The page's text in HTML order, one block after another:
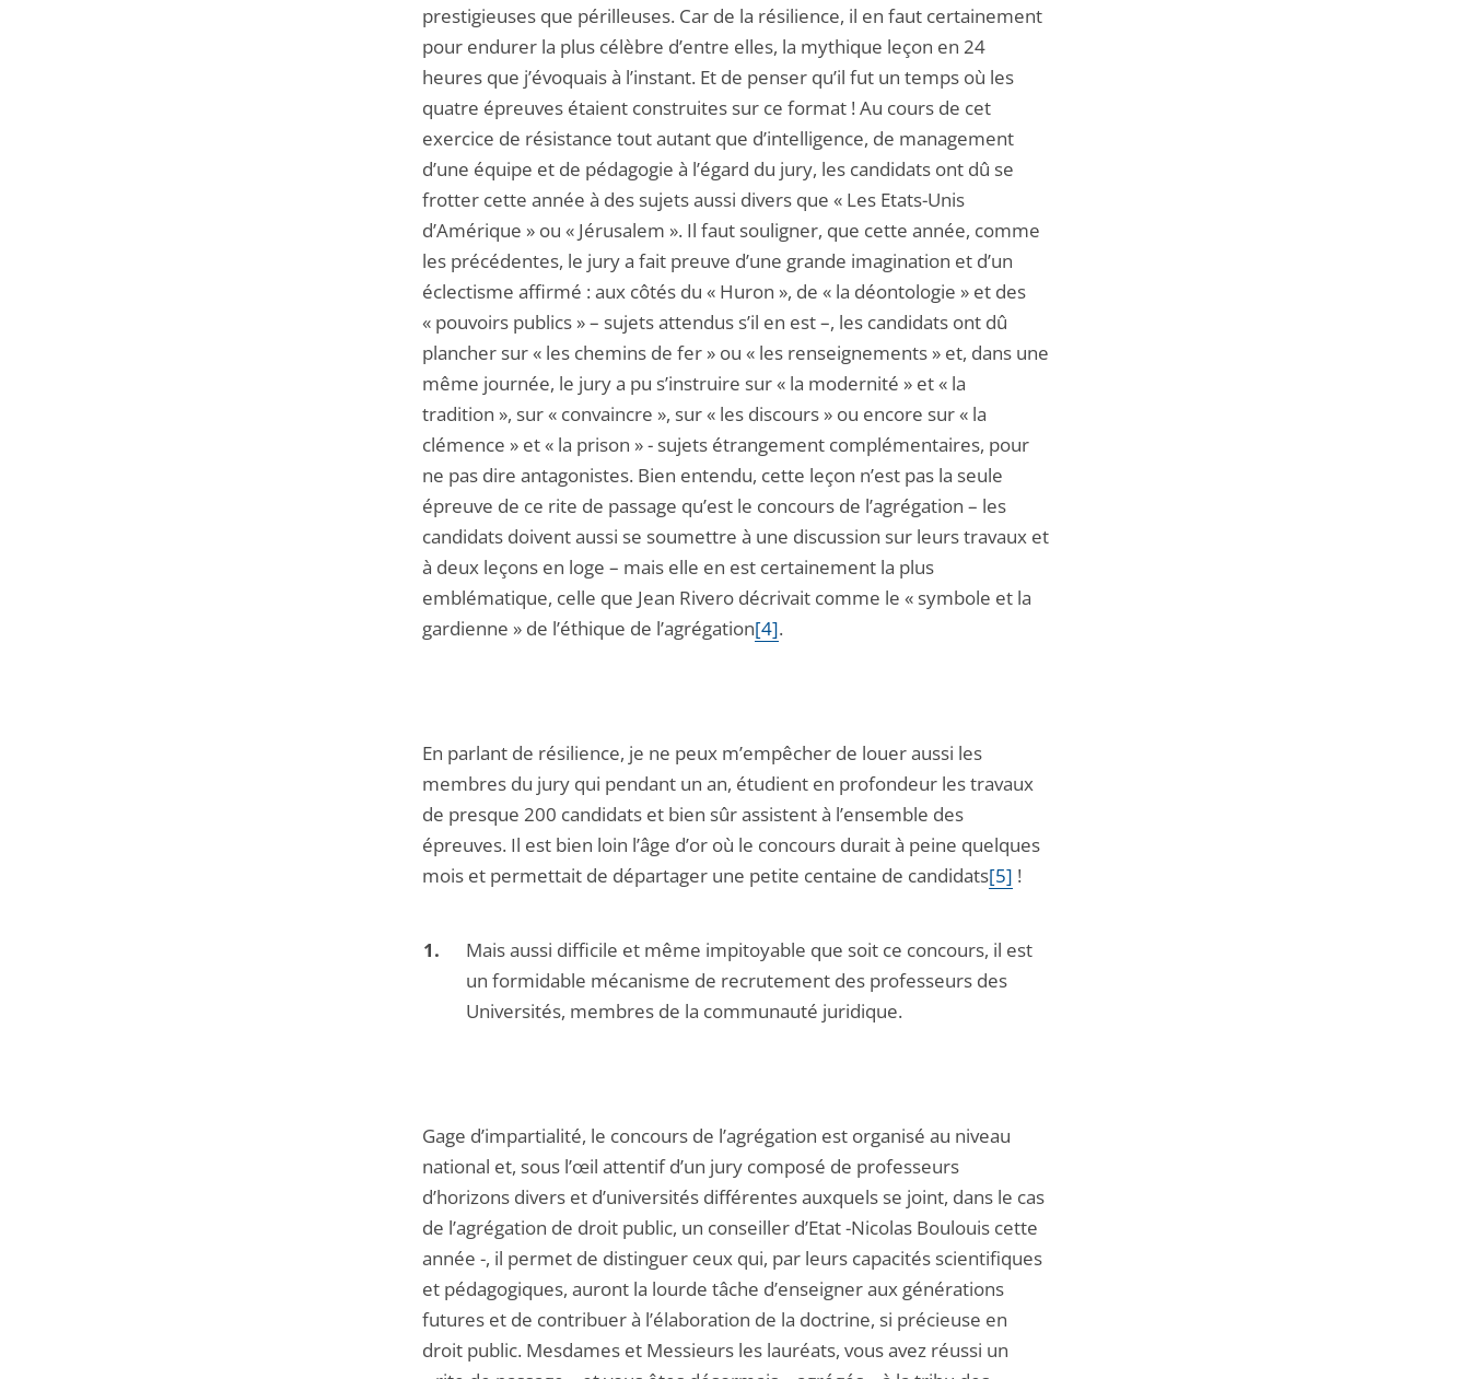
prestigieuses que périlleuses. Car de la résilience, il en faut certainement
pour endurer la plus célèbre d’entre elles, la mythique leçon en 24
heures que j’évoquais à l’instant. Et de penser qu’il fut un temps où les
quatre épreuves étaient construites sur ce format ! Au cours de cet
exercice de résistance tout autant que d’intelligence, de management
d’une équipe et de pédagogie à l’égard du jury, les candidats ont dû se
frotter cette année à des sujets aussi divers que « Les Etats-Unis
d’Amérique » ou « Jérusalem ». Il faut souligner, que cette année, comme
les précédentes, le jury a fait preuve d’une grande imagination et d’un
éclectisme affirmé : aux côtés du « Huron », de « la déontologie » et des
« pouvoirs publics » – sujets attendus s’il en est –, les candidats ont dû
plancher sur « les chemins de fer » ou « les renseignements » et, dans une
même journée, le jury a pu s’instruire sur « la modernité » et « la
tradition », sur « convaincre », sur « les discours » ou encore sur « la
clémence » et « la prison » - sujets étrangement complémentaires, pour
ne pas dire antagonistes. Bien entendu, cette leçon n’est pas la seule
épreuve de ce rite de passage qu’est le concours de l’agrégation – les
candidats doivent aussi se soumettre à une discussion sur leurs travaux et
à deux leçons en loge – mais elle en est certainement la plus
emblématique, celle que Jean Rivero décrivait comme le « symbole et la
gardienne » de l’éthique de l’agrégation[4].
En parlant de résilience, je ne peux m’empêcher de louer aussi les
membres du jury qui pendant un an, étudient en profondeur les travaux
de presque 200 candidats et bien sûr assistent à l’ensemble des
épreuves. Il est bien loin l’âge d’or où le concours durait à peine quelques
mois et permettait de départager une petite centaine de candidats[5] !
Mais aussi difficile et même impitoyable que soit ce concours, il est
un formidable mécanisme de recrutement des professeurs des
Universités, membres de la communauté juridique.
Gage d’impartialité, le concours de l’agrégation est organisé au niveau
national et, sous l’œil attentif d’un jury composé de professeurs
d’horizons divers et d’universités différentes auxquels se joint, dans le cas
de l’agrégation de droit public, un conseiller d’Etat -Nicolas Boulouis cette
année -, il permet de distinguer ceux qui, par leurs capacités scientifiques
et pédagogiques, auront la lourde tâche d’enseigner aux générations
futures et de contribuer à l’élaboration de la doctrine, si précieuse en
droit public. Mesdames et Messieurs les lauréats, vous avez réussi un